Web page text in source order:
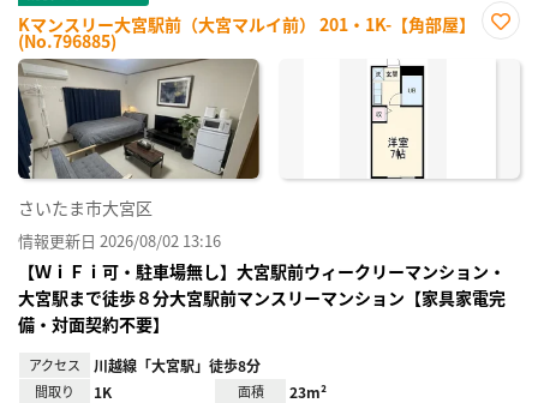
Kマンスリー大宮駅前（大宮マルイ前） 201・1K-【角部屋】
(No.796885)
に入
さいたま市大宮区
情報更新日 2026/08/02 13:16
【ＷｉＦｉ可・駐車場無し】大宮駅前ウィークリーマンション・
大宮駅まで徒歩８分大宮駅前マンスリーマンション【家具家電完
備・対面契約不要】
アクセス 川越線「大宮駅」徒歩8分
間取り 1K 面積 23m²